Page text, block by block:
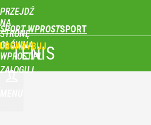
PRZEJDŹ
NA
STRONĘ
GŁÓWNĄ
WPROST.PL
SPORT WPROST
ZALOGUJ
TENIS